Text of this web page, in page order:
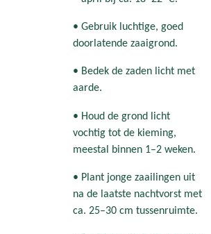
• Gebruik luchtige, goed
doorlatende zaaigrond.
• Bedek de zaden licht met
aarde.
• Houd de grond licht
vochtig tot de kieming,
meestal binnen 1–2 weken.
• Plant jonge zaailingen uit
na de laatste nachtvorst met
ca. 25–30 cm tussenruimte.